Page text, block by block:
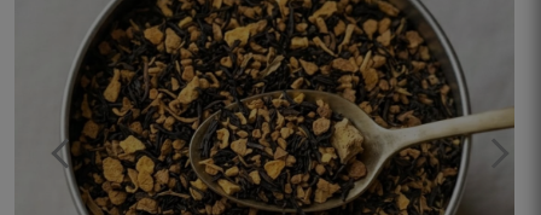
Previous Next